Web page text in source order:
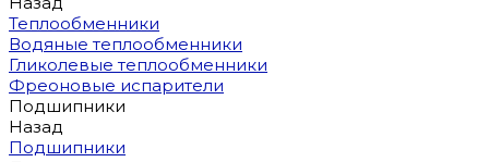
Теплообменники
Водяные теплообменники
Гликолевые теплообменники
Фреоновые испарители
Подшипники
Назад
Подшипники